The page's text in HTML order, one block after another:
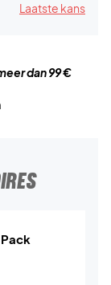
Laatste kans
dan 99 €